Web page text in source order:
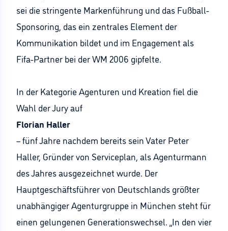
sei die stringente Markenführung und das Fußball-
Sponsoring, das ein zentrales Element der
Kommunikation bildet und im Engagement als
Fifa-Partner bei der WM 2006 gipfelte.
In der Kategorie Agenturen und Kreation fiel die
Wahl der Jury auf
Florian Haller
– fünf Jahre nachdem bereits sein Vater Peter
Haller, Gründer von Serviceplan, als Agenturmann
des Jahres ausgezeichnet wurde. Der
Hauptgeschäftsführer von Deutschlands größter
unabhängiger Agenturgruppe in München steht für
einen gelungenen Generationswechsel. „In den vier